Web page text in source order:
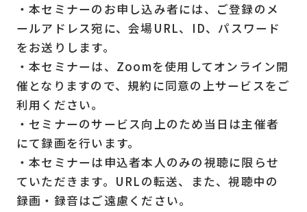
・本セミナーのお申し込み者には、ご登録のメ
ールアドレス宛に、会場URL、ID、パスワード
をお送りします。
・本セミナーは、Zoomを使用してオンライン開
催となりますので、規約に同意の上サービスをご
利用ください。
・セミナーのサービス向上のため当日は主催者
にて録画を行います。
・本セミナーは申込者本人のみの視聴に限らせ
ていただきます。URLの転送、また、視聴中の
録画・録音はご遠慮ください。